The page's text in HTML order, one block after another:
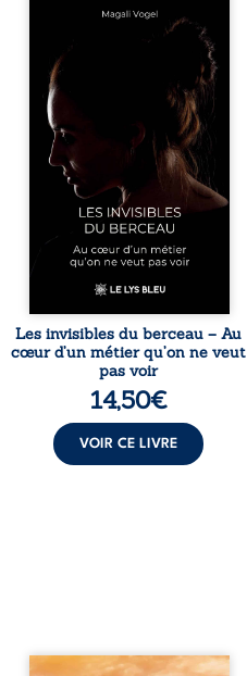
Qui prend soin de celles et
ceux auxquels nous confions
nos enfants ? Derrière la
douceur apparente des
maisons d’accueil se joue une
réalité que nul ne soupçonne :
rémunérations dérisoires,
solitude, épuisement,
responsabilités écrasantes… À
travers des témoignages
saisissants et sa propre
expérience, Magali Vogel lève
le voile sur les coulisses d’une ...
Les invisibles du berceau – Au
cœur d’un métier qu’on ne veut
pas voir
14,50€
VOIR CE LIVRE